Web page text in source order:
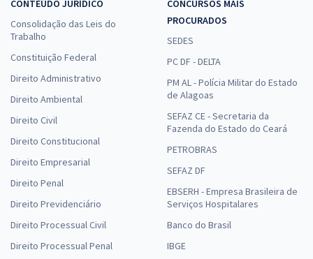
CONTEÚDO JURÍDICO
Consolidação das Leis do
Trabalho
Constituição Federal
Direito Administrativo
Direito Ambiental
Direito Civil
Direito Constitucional
Direito Empresarial
Direito Penal
Direito Previdenciário
Direito Processual Civil
Direito Processual Penal
CONCURSOS MAIS
PROCURADOS
SEDES
PC DF - DELTA
PM AL - Polícia Militar do Estado
de Alagoas
SEFAZ CE - Secretaria da
Fazenda do Estado do Ceará
PETROBRAS
SEFAZ DF
EBSERH - Empresa Brasileira de
Serviços Hospitalares
Banco do Brasil
IBGE